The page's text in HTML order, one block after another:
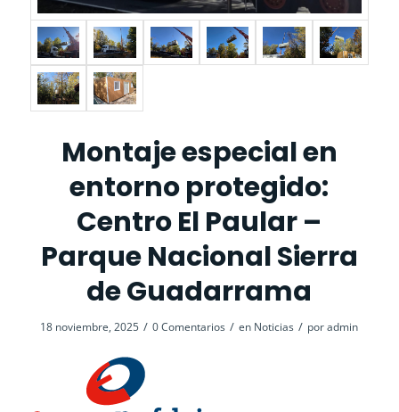
Montaje especial en
entorno protegido:
Centro El Paular –
Parque Nacional Sierra
de Guadarrama
18 noviembre, 2025 / 0 Comentarios / en Noticias / poradmin